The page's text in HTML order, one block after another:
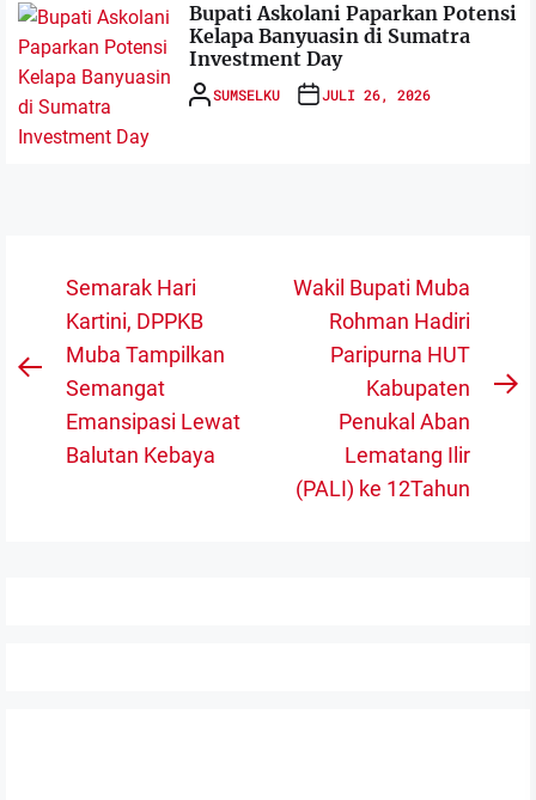
Bupati Askolani Paparkan Potensi
Kelapa Banyuasin di Sumatra
Investment Day
SUMSELKU JULI 26, 2026
Navigasi
pos
Previous
Semarak Hari
Kartini, DPPKB
Muba Tampilkan
Semangat
Emansipasi Lewat
Balutan Kebaya
Wakil Bupati Muba
Rohman Hadiri
Paripurna HUT
Kabupaten
Penukal Aban
Lematang Ilir
(PALI) ke 12Tahun